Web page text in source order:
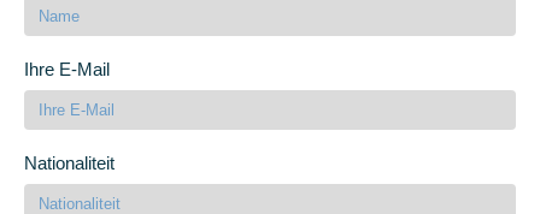
Ihre E-Mail
Nationaliteit